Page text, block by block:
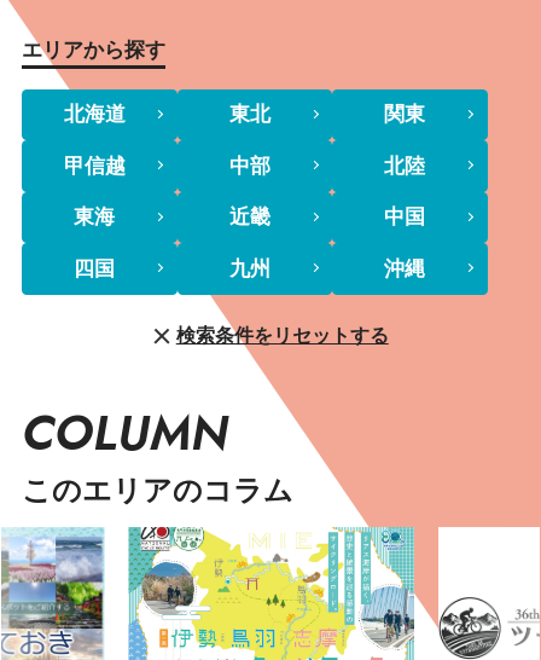
エリアから探す
北海道 東北 関東
甲信越 中部 北陸
東海 近畿 中国
四国 九州 沖縄
検索条件をリセットする
COLUMN
このエリアのコラム